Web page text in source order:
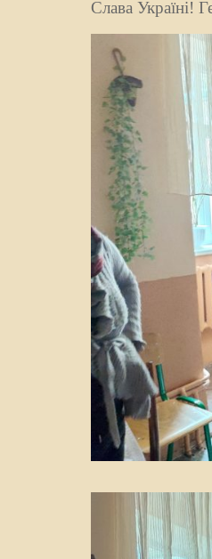
Слава Україні!